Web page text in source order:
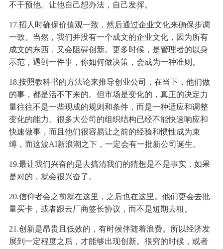
不干预他。让他自己想办法，自己发挥。
17.招人时确保价值观一致，然后通过企业文化来确保步调
一致。当然，我们并没有一个成文的企业文化，因为所有
成文的东西，又会阻碍创新。更多时候，是管理者的以身
示范，遇到一件事，你如何做决策，会成为一种准则。
18.按照教科书的方法论来推导创业公司，在当下，他们做
的事，都是活不下来的。但市场是变化的，真正的决定力
量往往不是一些现成的规则和条件，而是一种适应和调整
变化的能力。很多大公司的组织结构已经不能快速响应和
快速做事，而且他们很容易让之前的经验和惯性成为束
缚，而这波AI新浪潮之下，一定会有一批新公司诞生。
19.最让我们兴奋的是去搞清我们的猜想是不是事实，如果
是对的，就会很兴奋了。
20.信仰者会之前就在这里，之后也在这里。他们更会去批
量买卡，或者跟云厂商签长协议，而不是短期去租。
21.创新是昂贵且低效的，有时候伴随着浪费。所以经济发
展到一定程度之后，才能够出现创新。很穷的时候，或者